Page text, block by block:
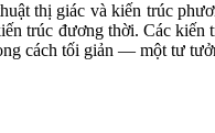
thị giác và kiến trúc
trúc đương thời. Các kiến
cách tối giản — một tư